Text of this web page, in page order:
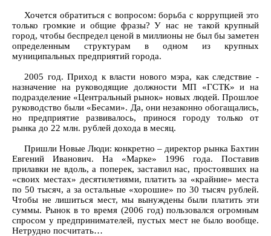
Хочется обратиться с вопросом: борьба с коррупцией это
только громкие и общие фразы? У нас не такой крупный
город, чтобы беспредел ценой в миллионы не был бы заметен
определенным структурам в одном из крупных
муниципальных предприятий города.
2005 год. Приход к власти нового мэра, как следствие -
назначение на руководящие должности МП «ГСТК» и на
подразделение «Центральный рынок» новых людей. Прошлое
руководство были «Бесами». Да, они незаконно обогащались,
но предприятие развивалось, принося городу только от
рынка до 22 млн. рублей дохода в месяц.
Пришли Новые Люди: конкретно – директор рынка Бахтин
Евгений Иванович. На «Марке» 1996 года. Поставив
прилавки не вдоль, а поперек, заставил нас, простоявших на
«своих местах» десятилетиями, платить за «крайние» места
по 50 тысяч, а за остальные «хорошие» по 30 тысяч рублей.
Чтобы не лишиться мест, мы вынуждены были платить эти
суммы. Рынок в то время (2006 год) пользовался огромным
спросом у предпринимателей, пустых мест не было вообще.
Нетрудно посчитать…